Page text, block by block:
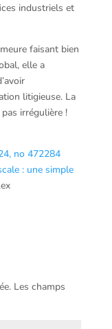
industriels et
faisant bien
elle a
litigieuse. La
irrégulière !
no 472284
: une simple
Les champs